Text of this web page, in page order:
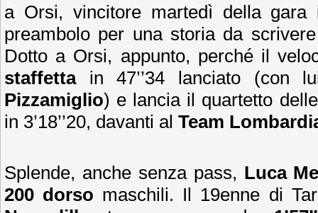
a Orsi, vincitore martedì della gara
preambolo per una storia da
Dotto a Orsi, appunto, perché il
staffettain 47’’34 lanciato (con
Pizzamiglio) e lancia il quartetto
in 3’18’’20, davanti al Team
Splende, anche senza pass, Luca
200 dorso maschili. Il 19enne di